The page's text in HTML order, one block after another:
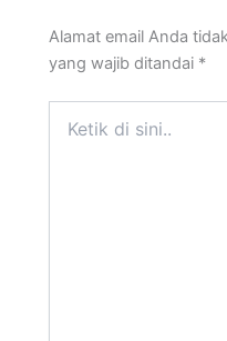
Alamat email Anda
yang wajib ditandai *